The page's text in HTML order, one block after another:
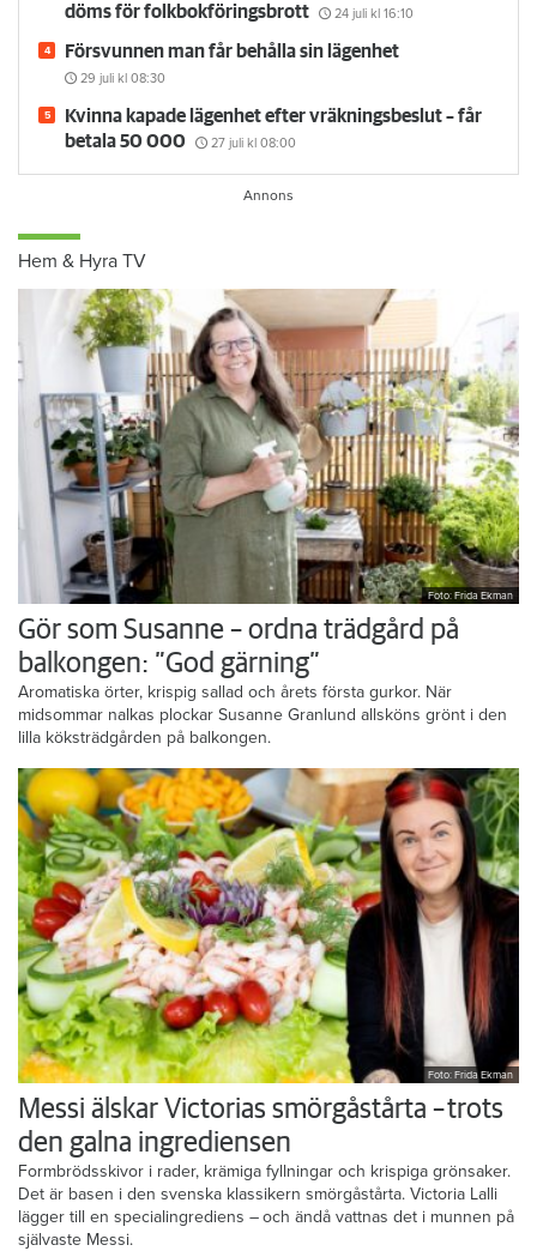
döms för folkbokföringsbrott 24 juli kl 16:10
Försvunnen man får behålla sin lägenhet
29 juli kl 08:30
Kvinna kapade lägenhet efter vräkningsbeslut – får
betala 50 000
27 juli kl 08:00
Hem & Hyra TV
Foto: Frida Ekman
Gör som Susanne – ordna trädgård på
balkongen: ”God gärning”
Aromatiska örter, krispig sallad och årets första gurkor. När
midsommar nalkas plockar Susanne Granlund allsköns grönt i den
lilla köksträdgården på balkongen.
Foto: Frida Ekman
Messi älskar Victorias smörgåstårta – trots
den galna ingrediensen
Formbrödsskivor i rader, krämiga fyllningar och krispiga grönsaker.
Det är basen i den svenska klassikern smörgåstårta. Victoria Lalli
lägger till en specialingrediens – och ändå vattnas det i munnen på
självaste Messi.